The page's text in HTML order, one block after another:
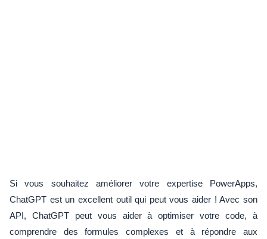
Si vous souhaitez améliorer votre expertise PowerApps,
ChatGPT est un excellent outil qui peut vous aider ! Avec son
API, ChatGPT peut vous aider à optimiser votre code, à
comprendre des formules complexes et à répondre aux